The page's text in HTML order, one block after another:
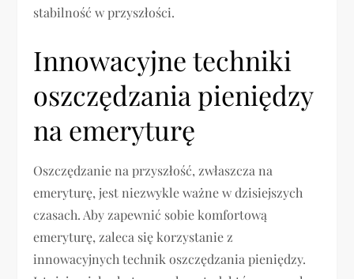
stabilność w przyszłości.
Innowacyjne techniki
oszczędzania pieniędzy
na emeryturę
Oszczędzanie na przyszłość, zwłaszcza na
emeryturę, jest niezwykle ważne w dzisiejszych
czasach. Aby zapewnić sobie komfortową
emeryturę, zaleca się korzystanie z
innowacyjnych technik oszczędzania pieniędzy.